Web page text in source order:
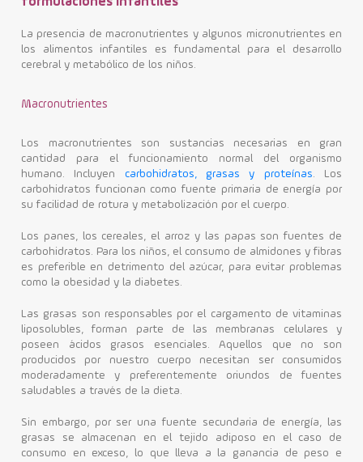
La presencia de macronutrientes y algunos micronutrientes en
los alimentos infantiles es fundamental para el desarrollo
cerebral y metabólico de los niños.
Macronutrientes
Los macronutrientes son sustancias necesarias en gran
cantidad para el funcionamiento normal del organismo
humano. Incluyen carbohidratos, grasas y proteínas. Los
carbohidratos funcionan como fuente primaria de energía por
su facilidad de rotura y metabolización por el cuerpo.
Los panes, los cereales, el arroz y las papas son fuentes de
carbohidratos. Para los niños, el consumo de almidones y fibras
es preferible en detrimento del azúcar, para evitar problemas
como la obesidad y la diabetes.
Las grasas son responsables por el cargamento de vitaminas
liposolubles, forman parte de las membranas celulares y
poseen ácidos grasos esenciales. Aquellos que no son
producidos por nuestro cuerpo necesitan ser consumidos
moderadamente y preferentemente oriundos de fuentes
saludables a través de la dieta.
Sin embargo, por ser una fuente secundaria de energía, las
grasas se almacenan en el tejido adiposo en el caso de
consumo en exceso, lo que lleva a la ganancia de peso e